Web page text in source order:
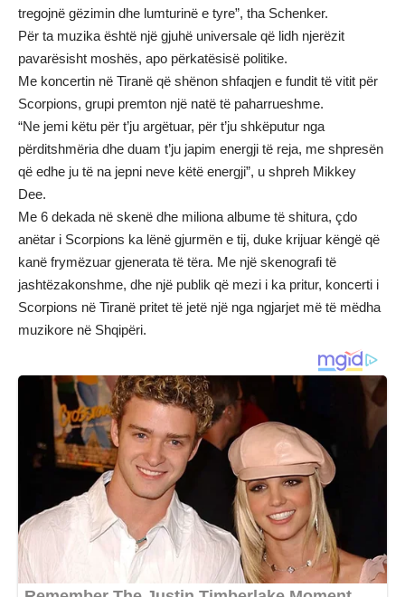
tregojnë gëzimin dhe lumturinë e tyre”, tha Schenker.
Për ta muzika është një gjuhë universale që lidh njerëzit
pavarësisht moshës, apo përkatësisë politike.
Me koncertin në Tiranë që shënon shfaqjen e fundit të vitit për
Scorpions, grupi premton një natë të paharrueshme.
“Ne jemi këtu për t’ju argëtuar, për t’ju shkëputur nga
përditshmëria dhe duam t’ju japim energji të reja, me shpresën
që edhe ju të na jepni neve këtë energji”, u shpreh Mikkey
Dee.
Me 6 dekada në skenë dhe miliona albume të shitura, çdo
anëtar i Scorpions ka lënë gjurmën e tij, duke krijuar këngë që
kanë frymëzuar gjenerata të tëra. Me një skenografi të
jashtëzakonshme, dhe një publik që mezi i ka pritur, koncerti i
Scorpions në Tiranë pritet të jetë një nga ngjarjet më të mëdha
muzikore në Shqipëri.